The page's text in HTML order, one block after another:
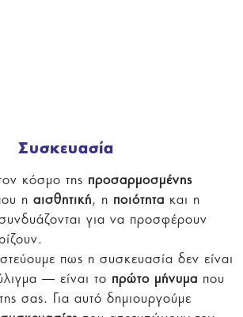
Συσκευασία
κόσμο της προσαρμοσμένης
η αισθητική, η ποιότητα και η
για να προσφέρουν
πως η συσκευασία δεν είναι
— είναι το πρώτο μήνυμα που
σας. Για αυτό δημιουργούμε